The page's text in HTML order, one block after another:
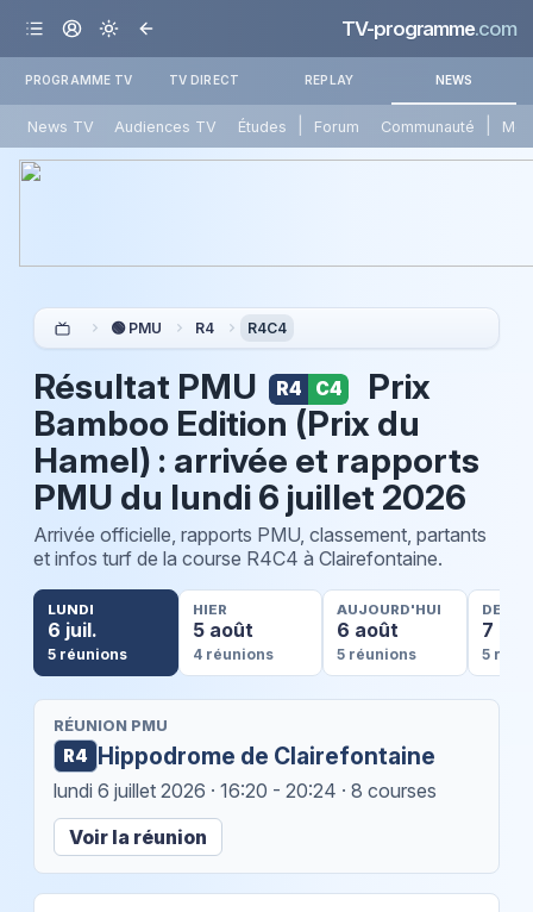
TV-programme.com
PROGRAMME TV TV DIRECT REPLAY NEWS
News TV Audiences TV Études Forum Communauté
🟢 PMU R4 R4C4
Résultat PMU R4 C4
Prix
Bamboo Edition (Prix du
Hamel) : arrivée et rapports
PMU du lundi 6 juillet 2026
Arrivée officielle, rapports PMU, classement, partants
et infos turf de la course R4C4 à Clairefontaine.
LUNDI
6 juil.
5 réunions
HIER
5 août
4 réunions
AUJOURD'HUI
6 août
5 réunions
7
5
RÉUNION PMU
R4 Hippodrome de Clairefontaine
lundi 6 juillet 2026 · 16:20 - 20:24 · 8 courses
Voir la réunion